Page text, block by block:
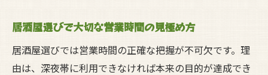
二次会利用にも便利な居酒屋の見極め方
帰宅時間を気にせず楽しめる居酒屋の選択
深夜グルメを満喫する居酒屋利用の秘訣
居酒屋選びで大切な営業時間の見極め方
居酒屋選びでは営業時間の正確な把握が不可欠です。理
由は、深夜帯に利用できなければ本来の目的が達成でき